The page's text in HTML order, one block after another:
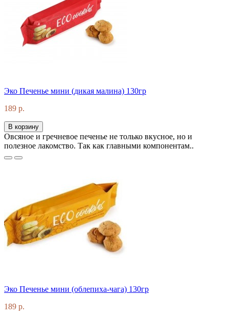
Эко Печенье мини (дикая малина) 130гр
189 р.
В корзину
Овсяное и гречневое печенье не только вкусное, но и
полезное лакомство. Так как главными компонентам..
Эко Печенье мини (облепиха-чага) 130гр
189 р.